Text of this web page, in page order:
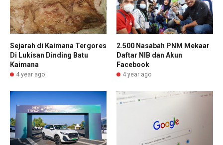
Sejarah di Kaimana Tergores
Di Lukisan Dinding Batu
Kaimana
4 year ago
2.500 Nasabah PNM Mekaar
Daftar NIB dan Akun
Facebook
4 year ago